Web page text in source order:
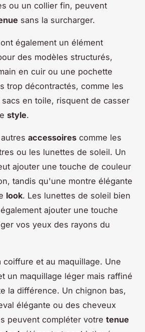
ou un collier fin, peuvent
sans la surcharger.
également un élément
des modèles structurés,
en cuir ou une pochette
trop décontractés, comme les
en toile, risquent de casser
style.
accessoires comme les
ou les lunettes de soleil. Un
ajouter une touche de couleur
tandis qu'une montre élégante
look. Les lunettes de soleil bien
ajouter une touche
vos yeux des rayons du
coiffure et au maquillage. Une
un maquillage léger mais raffiné
la différence. Un chignon bas,
élégante ou des cheveux
peuvent compléter votre tenue